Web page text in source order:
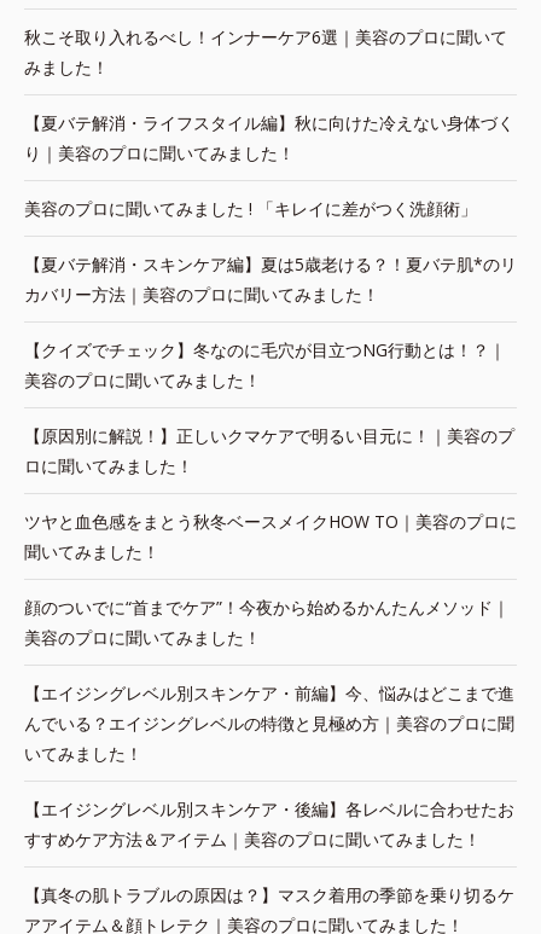
秋こそ取り入れるべし！インナーケア6選｜美容のプロに聞いて
みました！
【夏バテ解消・ライフスタイル編】秋に向けた冷えない身体づく
り｜美容のプロに聞いてみました！
美容のプロに聞いてみました ! 「キレイに差がつく洗顔術」
【夏バテ解消・スキンケア編】夏は5歳老ける？！夏バテ肌*のリ
カバリー方法｜美容のプロに聞いてみました！
【クイズでチェック】冬なのに毛穴が目立つNG行動とは！？｜
美容のプロに聞いてみました！
【原因別に解説！】正しいクマケアで明るい目元に！｜美容のプ
ロに聞いてみました！
ツヤと血色感をまとう秋冬ベースメイクHOW TO｜美容のプロに
聞いてみました！
顔のついでに“首までケア”！今夜から始めるかんたんメソッド｜
美容のプロに聞いてみました！
【エイジングレベル別スキンケア・前編】今、悩みはどこまで進
んでいる？エイジングレベルの特徴と見極め方｜美容のプロに聞
いてみました！
【エイジングレベル別スキンケア・後編】各レベルに合わせたお
すすめケア方法＆アイテム｜美容のプロに聞いてみました！
【真冬の肌トラブルの原因は？】マスク着用の季節を乗り切るケ
アアイテム＆顔トレテク｜美容のプロに聞いてみました！